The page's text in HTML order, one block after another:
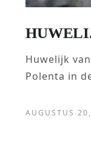
Huwelijk
Polenta in
AUGUSTUS